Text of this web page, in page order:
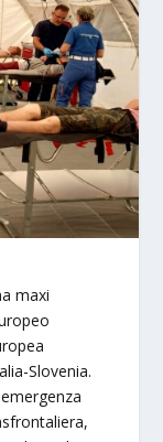
maxi
Slovenia.